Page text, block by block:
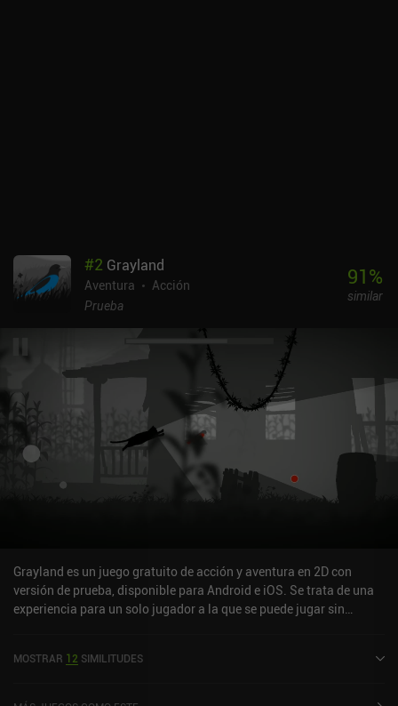
#2 Grayland
Aventura
Acción
Prueba
91%
similar
Grayland es un juego gratuito de acción y aventura en 2D con
versión de prueba, disponible para Android e iOS. Se trata de una
experiencia para un solo jugador a la que se puede jugar sin
Google Play y de 4,5 sobre 5,0 en la App Store de iOS.
MOSTRAR 12 SIMILITUDES